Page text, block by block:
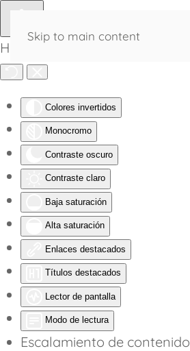
Herramientas de Accesibilidad
Colores invertidos
Monocromo
Contraste oscuro
Contraste claro
Baja saturación
Alta saturación
Enlaces destacados
Títulos destacados
Lector de pantalla
Modo de lectura
Escalamiento de contenido
Skip to main content